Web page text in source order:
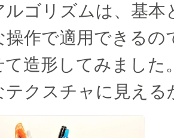
ルゴリズムは、基
操作で適用できる
て造形してみまし
テクスチャに見える